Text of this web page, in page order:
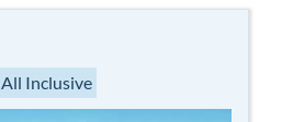
All Inclusive